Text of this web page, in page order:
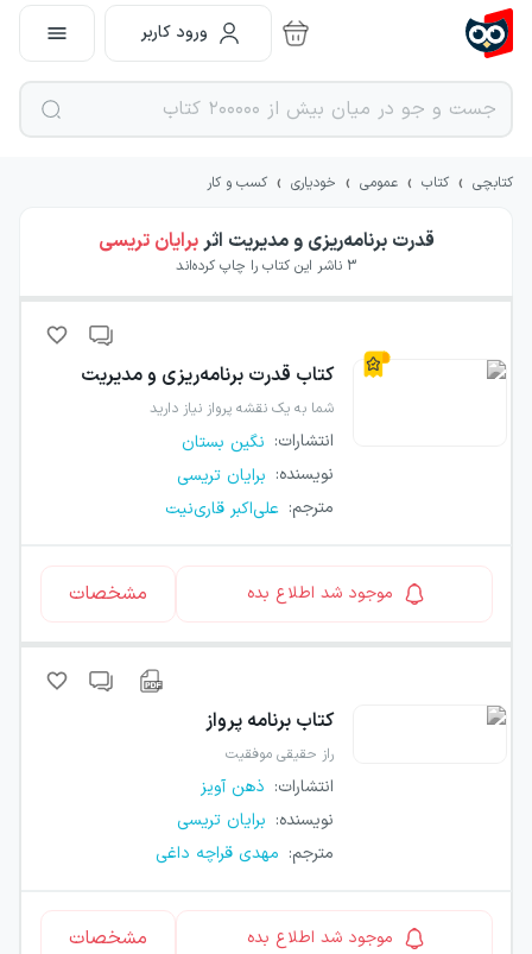
ورود کاربر
کتابچی › کتاب › عمومی › خودیاری › کسب و کار
قدرت برنامه‌ریزی و مدیریت اثربرایان تریسی
3 ناشر این کتاب را چاپ کرده‌اند
کتاب قدرت برنامه‌ریزی و مدیریت
شما به یک نقشه پرواز نیاز دارید
انتشارات: نگین بستان
نویسنده: برایان تریسی
مترجم: علی‌اکبر قاری‌نیت
موجود شد اطلاع بده مشخصات
کتاب برنامه پرواز
راز حقیقی موفقیت
انتشارات: ذهن آویز
نویسنده: برایان تریسی
مترجم: مهدی قراچه داغی
موجود شد اطلاع بده مشخصات